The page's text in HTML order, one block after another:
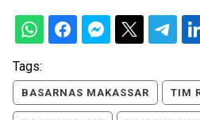
Tags:
BASARNAS MAKASSAR TIM